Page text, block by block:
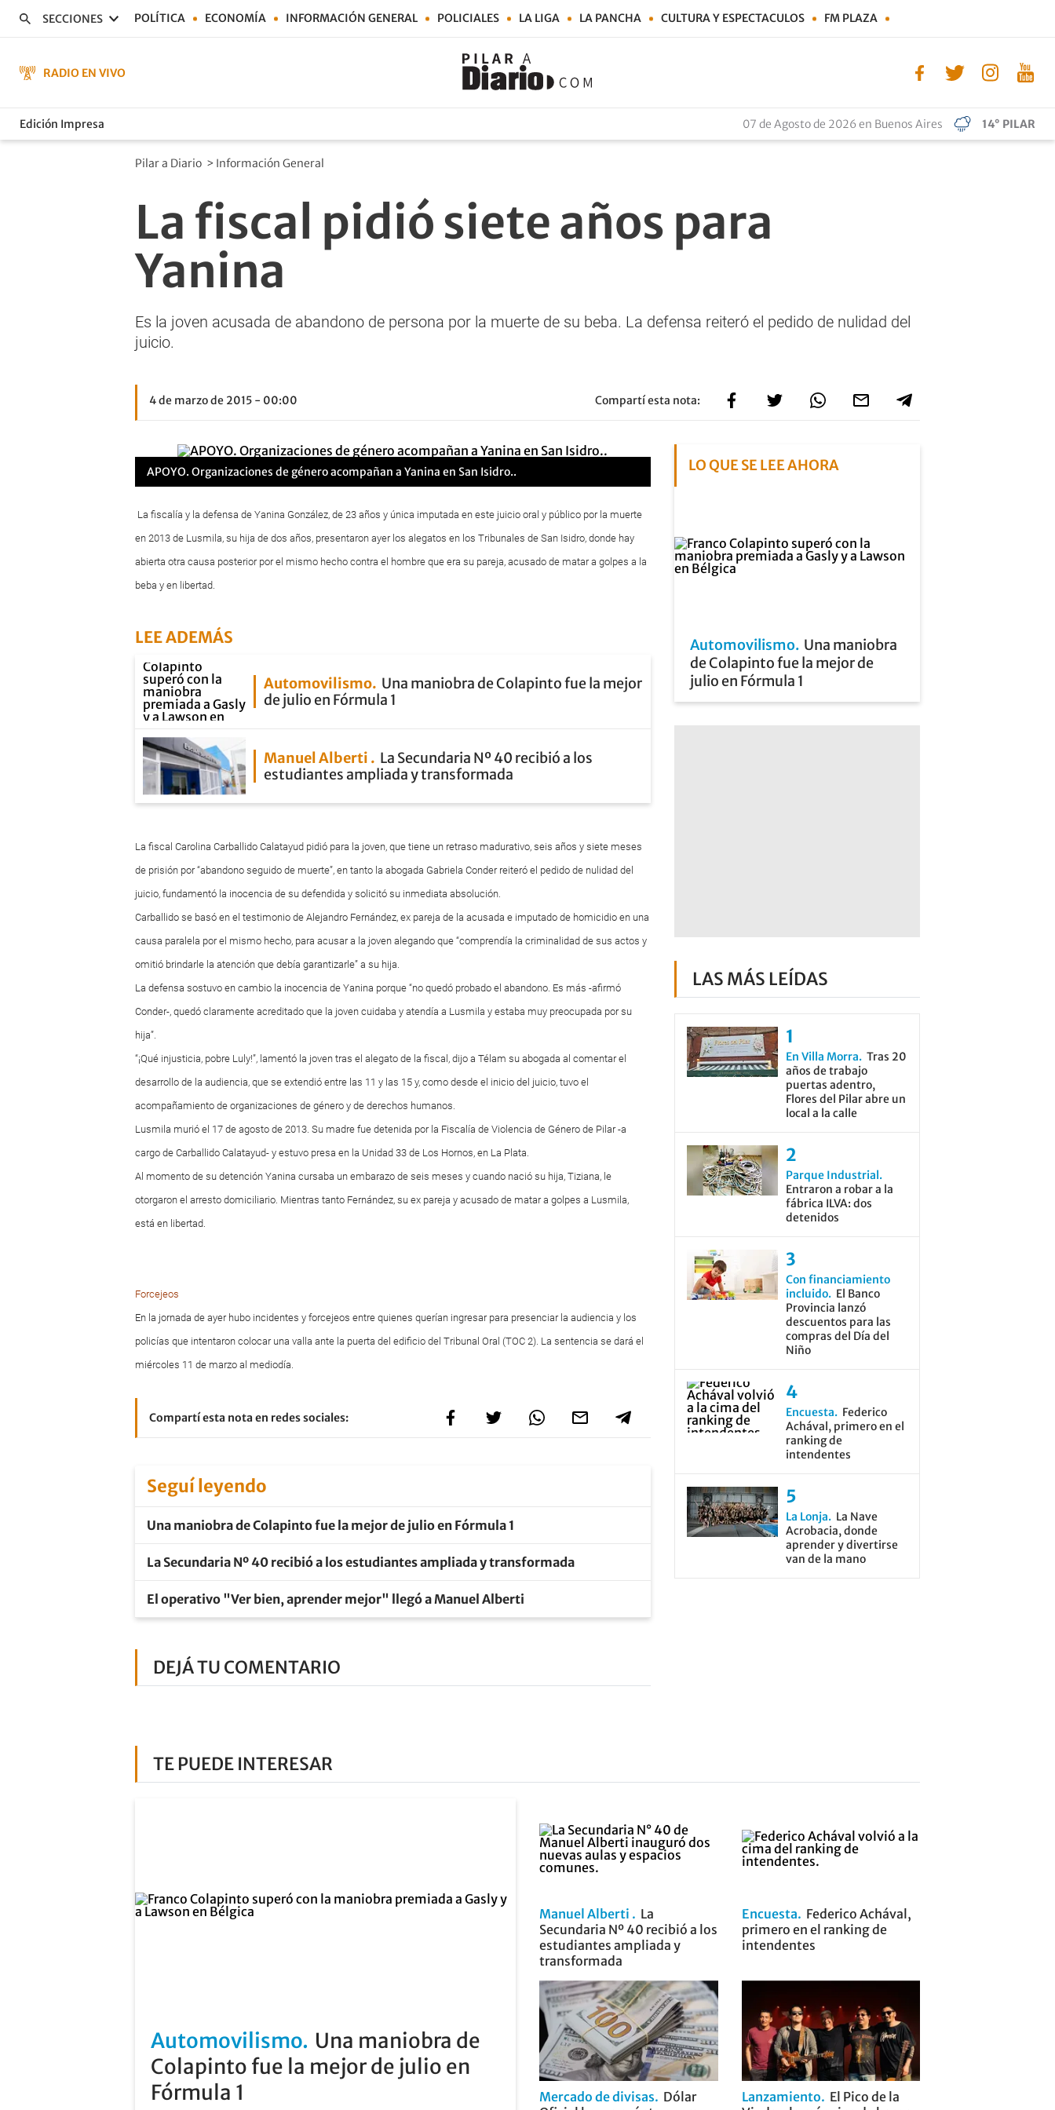
SECCIONES POLÍTICA ECONOMÍA INFORMACIÓN GENERAL POLICIALES LA LIGA LA PANCHA CULTURA Y ESPECTACULOS FM PLAZA
RADIO EN VIVO
Edición Impresa 07 de Agosto de 2026 en Buenos Aires 14° PILAR
Pilar a Diario > Información General
La fiscal pidió siete años para
Yanina
Es la joven acusada de abandono de persona por la muerte de su beba. La defensa reiteró el pedido de nulidad del
juicio.
4 de marzo de 2015 - 00:00 Compartí esta nota:
APOYO. Organizaciones de género acompañan a Yanina en San Isidro..
La fiscalía y la defensa de Yanina González, de 23 años y única imputada en este juicio oral y público por la muerte
en 2013 de Lusmila, su hija de dos años, presentaron ayer los alegatos en los Tribunales de San Isidro, donde hay
abierta otra causa posterior por el mismo hecho contra el hombre que era su pareja, acusado de matar a golpes a la
beba y en libertad.
LEE ADEMÁS
Automovilismo Una maniobra de Colapinto fue la mejor
de julio en Fórmula 1
Manuel Alberti
La Secundaria Nº 40 recibió a los
estudiantes ampliada y transformada
La fiscal Carolina Carballido Calatayud pidió para la joven, que tiene un retraso madurativo, seis años y siete meses
de prisión por “abandono seguido de muerte”, en tanto la abogada Gabriela Conder reiteró el pedido de nulidad del
juicio, fundamentó la inocencia de su defendida y solicitó su inmediata absolución.
Carballido se basó en el testimonio de Alejandro Fernández, ex pareja de la acusada e imputado de homicidio en una
causa paralela por el mismo hecho, para acusar a la joven alegando que “comprendía la criminalidad de sus actos y
omitió brindarle la atención que debía garantizarle” a su hija.
La defensa sostuvo en cambio la inocencia de Yanina porque “no quedó probado el abandono. Es más -afirmó
Conder-, quedó claramente acreditado que la joven cuidaba y atendía a Lusmila y estaba muy preocupada por su
hija”.
“¡Qué injusticia, pobre Luly!”, lamentó la joven tras el alegato de la fiscal, dijo a Télam su abogada al comentar el
desarrollo de la audiencia, que se extendió entre las 11 y las 15 y, como desde el inicio del juicio, tuvo el
acompañamiento de organizaciones de género y de derechos humanos.
Lusmila murió el 17 de agosto de 2013. Su madre fue detenida por la Fiscalía de Violencia de Género de Pilar -a
cargo de Carballido Calatayud- y estuvo presa en la Unidad 33 de Los Hornos, en La Plata.
Al momento de su detención Yanina cursaba un embarazo de seis meses y cuando nació su hija, Tiziana, le
otorgaron el arresto domiciliario. Mientras tanto Fernández, su ex pareja y acusado de matar a golpes a Lusmila,
está en libertad.
Forcejeos
En la jornada de ayer hubo incidentes y forcejeos entre quienes querían ingresar para presenciar la audiencia y los
policías que intentaron colocar una valla ante la puerta del edificio del Tribunal Oral (TOC 2). La sentencia se dará el
miércoles 11 de marzo al mediodía.
Compartí esta nota en redes sociales:
Seguí leyendo
Una maniobra de Colapinto fue la mejor de julio en Fórmula 1
La Secundaria Nº 40 recibió a los estudiantes ampliada y transformada
El operativo "Ver bien, aprender mejor" llegó a Manuel Alberti
DEJÁ TU COMENTARIO
LO QUE SE LEE AHORA
Automovilismo Una maniobra
de Colapinto fue la mejor de
julio en Fórmula 1
LAS MÁS LEÍDAS
En Villa Morra
Tras 20
años de trabajo
puertas adentro,
Flores del Pilar abre un
local a la calle
Parque Industrial
Entraron a robar a la
fábrica ILVA: dos
detenidos
Con financiamiento
incluido
El Banco
Provincia lanzó
descuentos para las
compras del Día del
Niño
Encuesta
Federico
Achával, primero en el
ranking de
intendentes
La Lonja
La Nave
Acrobacia, donde
aprender y divertirse
van de la mano
TE PUEDE INTERESAR
Automovilismo Una maniobra de
Colapinto fue la mejor de julio en
Fórmula 1
Manuel Alberti
La
Secundaria Nº 40 recibió a los
estudiantes ampliada y
transformada
Encuesta
Federico Achával,
primero en el ranking de
intendentes
Mercado de divisas
Dólar
Lanzamiento
El Pico de la